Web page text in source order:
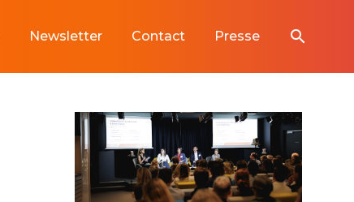
Newsletter Contact Presse search